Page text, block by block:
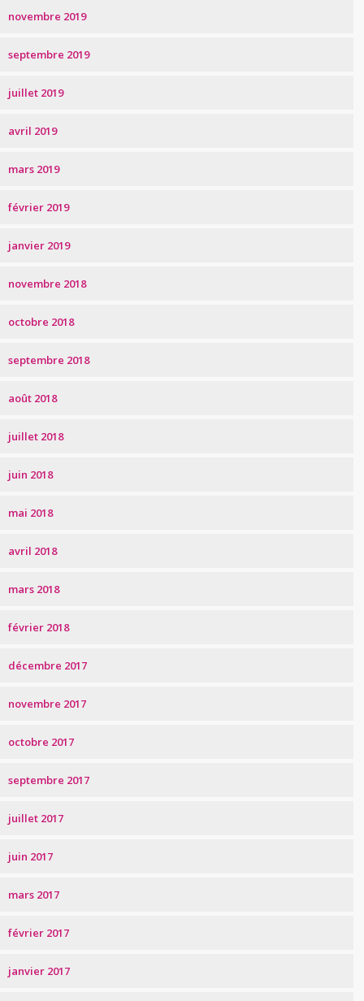
novembre 2019
septembre 2019
juillet 2019
avril 2019
mars 2019
février 2019
janvier 2019
novembre 2018
octobre 2018
septembre 2018
août 2018
juillet 2018
juin 2018
mai 2018
avril 2018
mars 2018
février 2018
décembre 2017
novembre 2017
octobre 2017
septembre 2017
juillet 2017
juin 2017
mars 2017
février 2017
janvier 2017